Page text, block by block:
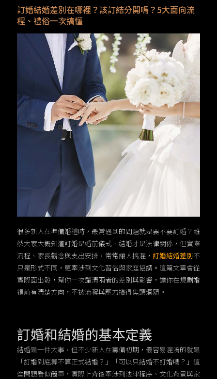
訂婚結婚差別在哪裡？該訂結分開嗎？5大面向流
程、禮俗一次搞懂
很多新人在準備婚禮時，最常遇到的問題就是要不要訂婚？雖
然大家大概知道訂婚是婚前儀式、結婚才是法律關係，但實際
流程、家長觀念與支出安排，常常讓人搞混， 訂婚結婚差別不
只是形式不同，更牽涉到文化習俗與家庭協調。這篇文章會從
實際面出發，幫你一次釐清兩者的差別與影響，讓你在規劃婚
禮前有清楚方向，不被流程與壓力搞得焦頭爛額。
訂婚和結婚的基本定義
結婚是一件大事，但不少新人在籌備初期，最容易混淆的就是
「訂婚到底算不算正式結婚？」「可以只結婚不訂婚嗎？」這
些問題看似簡單，實際上背後牽涉到法律程序、文化背景與家